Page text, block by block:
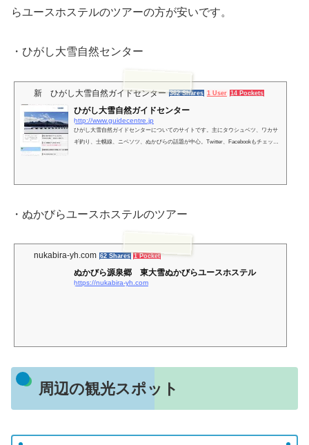
らユースホステルのツアーの方が安いです。
・ひがし大雪自然センター
新 ひがし大雪自然ガイドセンター 362 Shares 1 User 14 Pockets
ひがし大雪自然ガイドセンター
http://www.guidecentre.jp
ひがし大雪自然ガイドセンターについてのサイトです。主にタウシュベツ、ワカサ
ギ釣り、士幌線、ニペソツ、ぬかびらの話題が中心。Twitter、Facebookもチェッ
・ぬかびらユースホステルのツアー
nukabira-yh.com 62 Shares 1 Pocket
ぬかびら源泉郷 東大雪ぬかびらユースホステル
https://nukabira-yh.com
周辺の観光スポット